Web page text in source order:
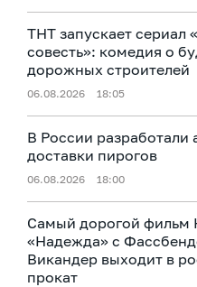
ТНТ запускает сериал
совесть»: комедия о
дорожных строителей
06.08.2026 18:05
В России разработали
доставки пирогов
06.08.2026 18:00
Самый дорогой
«Надежда» с
Викандер выходит в
прокат